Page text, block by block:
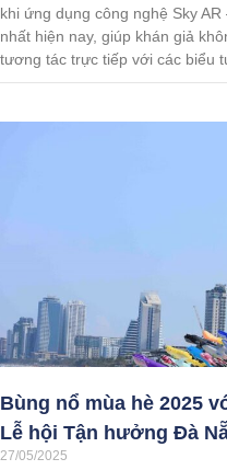
khi ứng dụng công nghệ Sky
nhất hiện nay, giúp khán giả
tương tác trực tiếp với các biểu
Bùng nổ mùa hè 2025
Lễ hội Tận hưởng Đà
27/05/2025